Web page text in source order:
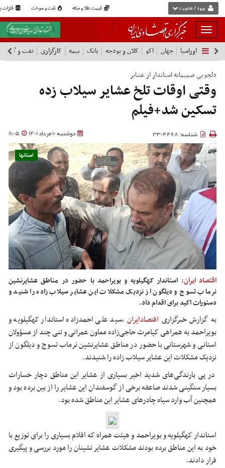
قیمت طلا و سکه نفت و سوخت فلزات ورود / عضویت
بار
و
بسته
نمودن
فهرست
اوراسیا جهان اکو کلان و بودجه بانک بیمه کارگزاری نفت و گاز
دلجویی صمیمانه استاندار از عشایر
وقتی اوقات تلخ عشایر سیلاب زده
تسکین شد+فیلم
دوشنبه 10 مرداد 1401 11:05 شناسه: 3304468
استانها
اقتصاد ایران: استاندار کهگیلویه و بویراحمد با حضور در مناطق عشایرنشین
نرماب تسوج و دیلگون از نزدیک مشکلات این عشایر سیلاب زاده را شنید و
دستورات اکید برای اقدام داد.
به گزارش خبرگزاری اقتصادایران،سید علی احمدزاده استاندار کهگیلویه و
بویراحمد به همراهی کیامرث حاجی‌زاده معاون عمرانی و تنی چند از مسؤولان
استانی و شهرستانی با حضور در مناطق عشایرنشین نرماب تسوج و دیلگون از
نزدیک مشکلات این عشایر سیلاب زاده را شنیدند.
در پی بارندگی‌های شدید اخیر بسیاری از عشایر این مناطق دچار خسارات
بسیار سنگینی شدند صاعقه برخی از گوسفندان این عشایر را از بین برده بود و
همچنین آب وارد سیاه چادرهای عشایر این مناطق شده بود.
استاندار کهگیلویه و بویراحمد و هیئت همراه که اقلام بسیاری را برای توزیع با
خود به این مناطق برده بودند مشکلات عشایر نشینان را مورد بررسی و پیگیری
قرار دادند.